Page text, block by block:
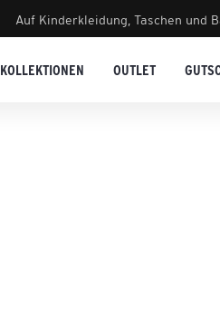
Auf Kinderkleidung, Taschen und
KOLLEKTIONEN OUTLET